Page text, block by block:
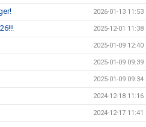
2026-01-13 11:53
2025-12-01 11:38
2025-01-09 12:40
2025-01-09 09:39
2025-01-09 09:34
2024-12-18 11:16
2024-12-17 11:41